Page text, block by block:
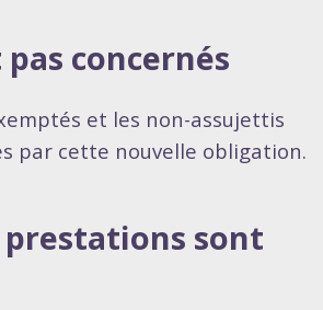
concernés
et les non-assujettis
par cette nouvelle obligation.
prestations sont